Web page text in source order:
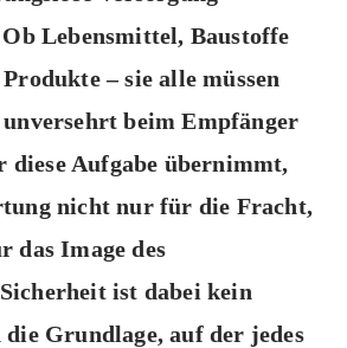
Lebensmittel, Baustoffe
– sie alle müssen
beim Empfänger
diese Aufgabe übernimmt,
nicht nur für die Fracht,
das Image des
ist dabei kein
die Grundlage, auf der jedes